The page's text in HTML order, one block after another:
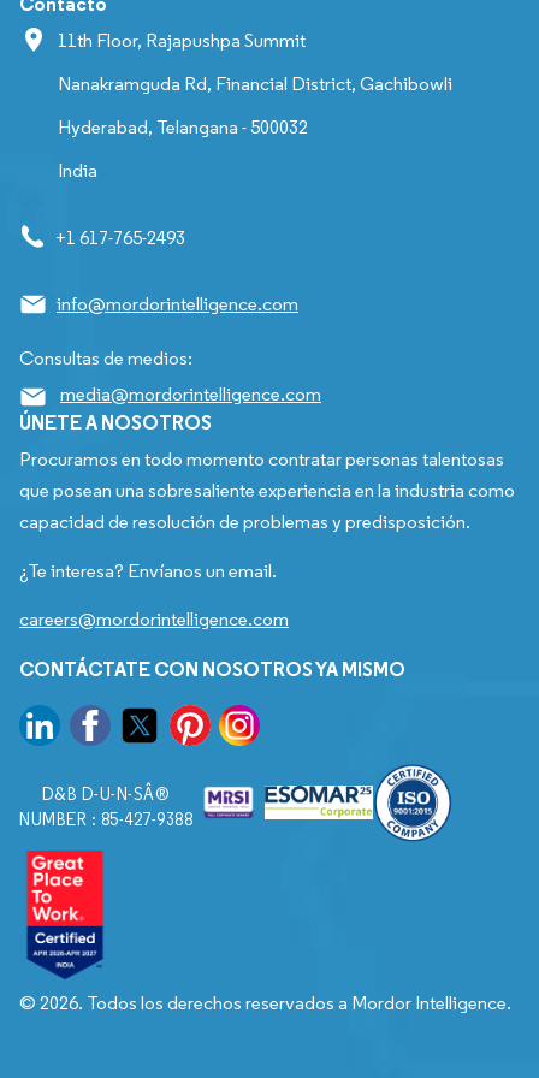
11th Floor, Rajapushpa Summit
Nanakramguda Rd, Financial District, Gachibowli
Hyderabad, Telangana - 500032
India
+1 617-765-2493
info@mordorintelligence.com
Consultas de medios:
media@mordorintelligence.com
ÚNETE A NOSOTROS
Procuramos en todo momento contratar personas talentosas
que posean una sobresaliente experiencia en la industria como
capacidad de resolución de problemas y predisposición.
¿Te interesa? Envíanos un email.
careers@mordorintelligence.com
CONTÁCTATE CON NOSOTROS YA MISMO
D&B D-U-N-SÂ®
NUMBER : 85-427-9388
© 2026. Todos los derechos reservados a Mordor Intelligence.